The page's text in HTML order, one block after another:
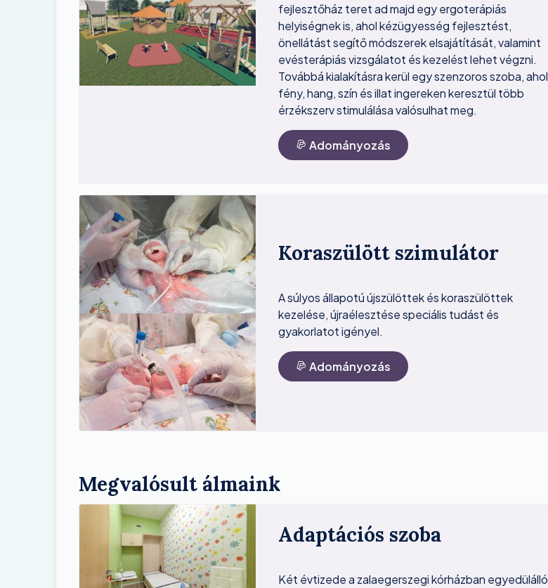
fejlesztőház teret ad majd egy ergoterápiás
helyiségnek is, ahol kézügyesség fejlesztést,
önellátást segítő módszerek elsajátítását, valamint
evésterápiás vizsgálatot és kezelést lehet végzni.
Továbbá kialakításra kerül egy szenzoros szoba, ahol
fény, hang, szín és illat ingereken keresztül több
érzékszerv stimulálása valósulhat meg.
Adományozás
Image
Image
Koraszülött szimulátor
A súlyos állapotú újszülöttek és koraszülöttek
kezelése, újraélesztése speciális tudást és
gyakorlatot igényel.
Adományozás
Megvalósult álmaink
Adaptációs szoba
Két évtizede a zalaegerszegi kórházban egyedülálló